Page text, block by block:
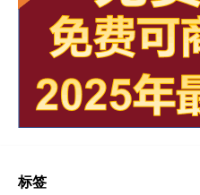
标签